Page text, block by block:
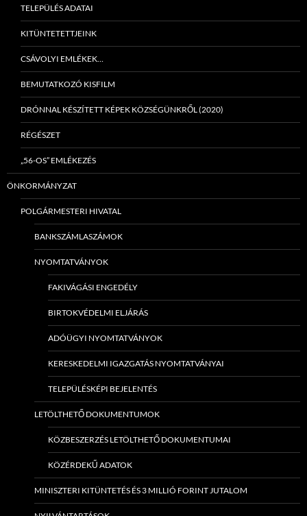
TELEPÜLÉS ADATAI
KITÜNTETETTJEINK
CSÁVOLYI EMLÉKEK…
BEMUTATKOZÓ KISFILM
DRÓNNAL KÉSZÍTETT KÉPEK KÖZSÉGÜNKRŐL (2020)
RÉGÉSZET
„56-OS” EMLÉKEZÉS
ÖNKORMÁNYZAT
POLGÁRMESTERI HIVATAL
BANKSZÁMLASZÁMOK
NYOMTATVÁNYOK
FAKIVÁGÁSI ENGEDÉLY
BIRTOKVÉDELMI ELJÁRÁS
ADÓÜGYI NYOMTATVÁNYOK
KERESKEDELMI IGAZGATÁS NYOMTATVÁNYAI
TELEPÜLÉSKÉPI BEJELENTÉS
LETÖLTHETŐ DOKUMENTUMOK
KÖZBESZERZÉS LETÖLTHETŐ DOKUMENTUMAI
KÖZÉRDEKŰ ADATOK
MINISZTERI KITÜNTETÉS ÉS 3 MILLIÓ FORINT JUTALOM